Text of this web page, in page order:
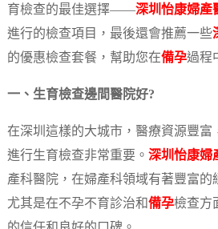
育檢查的最佳選擇——深圳怡康婦產
進行的檢查項目，最後還會推薦一些
的優惠檢查套餐，幫助您在備孕過程
一、生育檢查邊間醫院好?
在深圳這樣的大城市，醫療資源豐富
進行生育檢查非常重要。 深圳怡康婦
產科醫院，在婦產科領域有著豐富的
尤其是在不孕不育診治和備孕檢查方